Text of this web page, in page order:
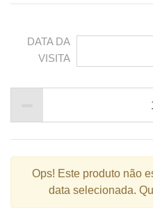
DATA DA
VISITA
Ops! Este produto não
data selecionada.